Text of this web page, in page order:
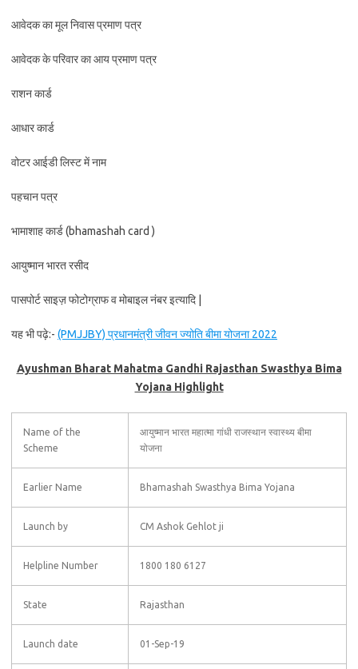
आवेदक का मूल निवास प्रमाण पत्र
आवेदक के परिवार का आय प्रमाण पत्र
राशन कार्ड
आधार कार्ड
वोटर आईडी लिस्ट में नाम
पहचान पत्र
भामाशाह कार्ड (bhamashah card )
आयुष्मान भारत रसीद
पासपोर्ट साइज़ फोटोग्राफ व मोबाइल नंबर इत्यादि |
यह भी पढ़े:- (PMJJBY) प्रधानमंत्री जीवन ज्योति बीमा योजना 2022
Ayushman Bharat Mahatma Gandhi Rajasthan Swasthya Bima
Yojana Highlight
Name of the
Scheme
आयुष्मान भारत महात्मा गांधी राजस्थान स्वास्थ्य बीमा
योजना
Earlier Name Bhamashah Swasthya Bima Yojana
Launch by CM Ashok Gehlot ji
Helpline Number 1800 180 6127
State Rajasthan
Launch date 01-Sep-19